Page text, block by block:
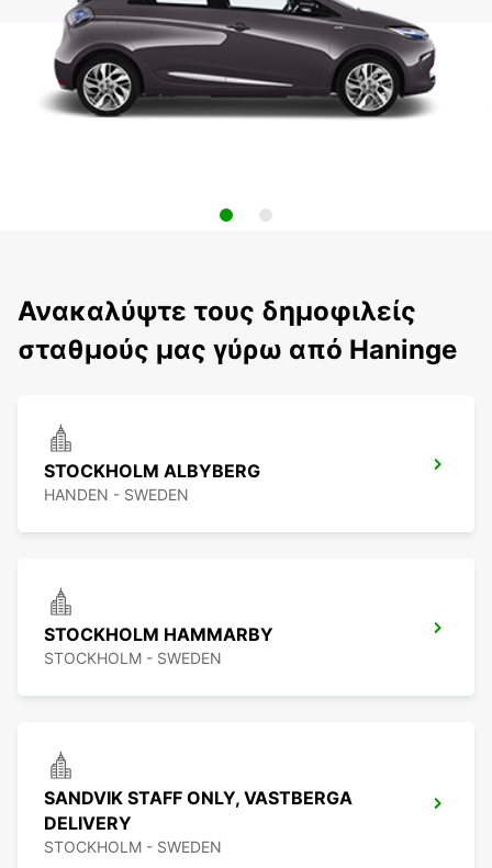
Ανακαλύψτε τους δημοφιλείς
σταθμούς μας γύρω από Haninge
STOCKHOLM ALBYBERG
HANDEN - SWEDEN
STOCKHOLM HAMMARBY
STOCKHOLM - SWEDEN
SANDVIK STAFF ONLY, VASTBERGA
DELIVERY
STOCKHOLM - SWEDEN